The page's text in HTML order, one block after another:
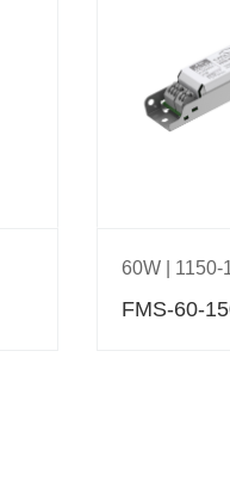
60W | 1150-
FMS-60-